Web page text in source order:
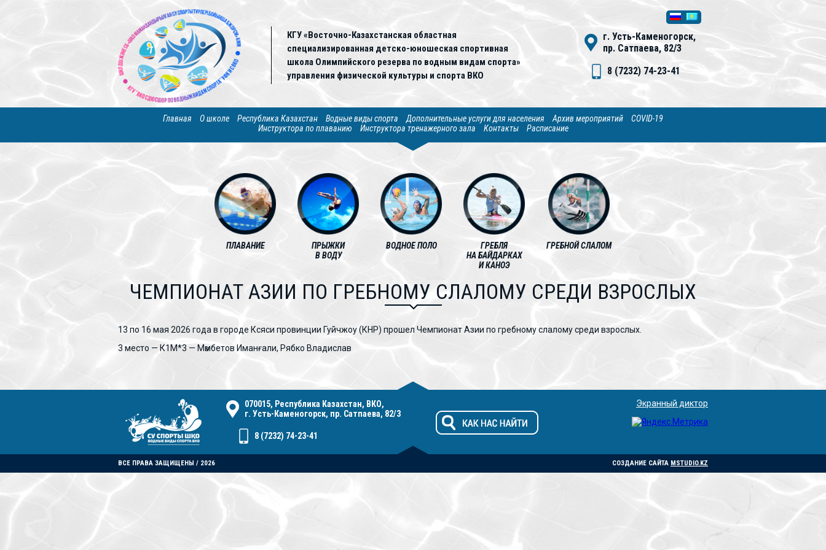
КГУ «Восточно-Казахстанская областная
специализированная детско-юношеская спортивная
школа Олимпийского резерва по водным видам спорта»
управления физической культуры и спорта ВКО
г. Усть-Каменогорск,
пр. Сатпаева, 82/3
8 (7232) 74-23-41
Главная О школе Республика Казахстан Водные виды спорта Дополнительные услуги для населения Архив мероприятий
COVID-19
Инструктора по плаванию
Инструктора тренажерного зала Контакты Расписание
ПЛАВАНИЕ
ПРЫЖКИ
В ВОДУ
ВОДНОЕ ПОЛО
ГРЕБЛЯ
НА БАЙДАРКАХ
И КАНОЭ
ГРЕБНОЙ СЛАЛОМ
ЧЕМПИОНАТ АЗИИ ПО ГРЕБНОМУ СЛАЛОМУ СРЕДИ ВЗРОСЛЫХ
13 по 16 мая 2026 года в городе Ксяси провинции Гуйчжоу (КНР) прошел Чемпионат Азии по гребному слалому среди взрослых.
3 место — К1М*3 — Мәмбетов Иманғали, Рябко Владислав
070015, Республика Казахстан, ВКО,
г. Усть-Каменогорск, пр. Сатпаева, 82/3
8 (7232) 74-23-41
Экранный диктор
ВСЕ ПРАВА ЗАЩИЩЕНЫ / 2026 СОЗДАНИЕ САЙТА MSTUDIO.KZ